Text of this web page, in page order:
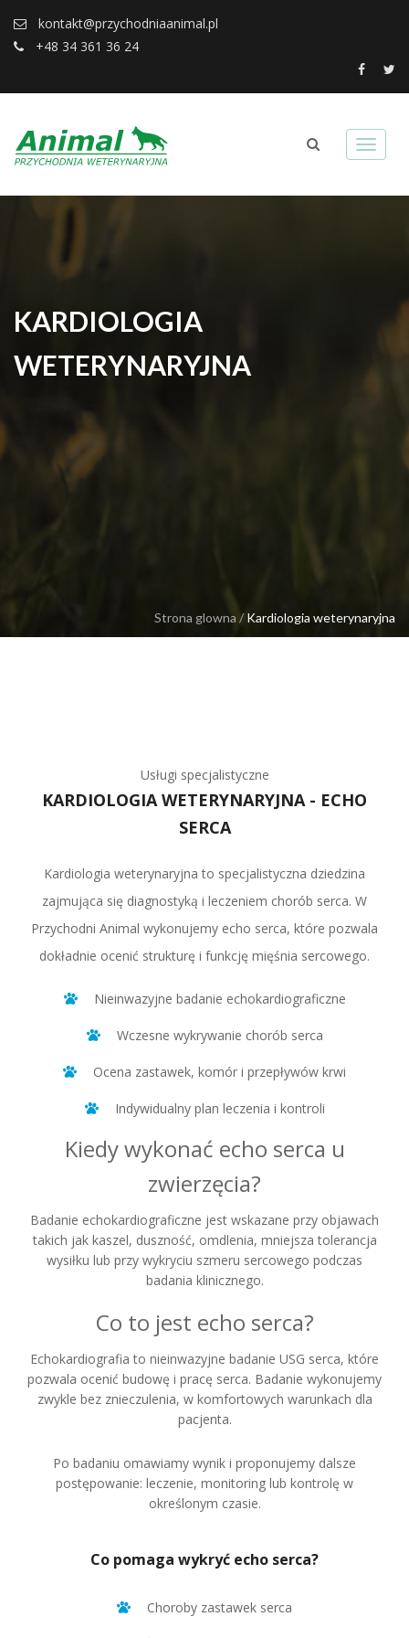
kontakt@przychodniaanimal.pl
+48 34 361 36 24
KARDIOLOGIA
WETERYNARYJNA
Strona glowna / Kardiologia weterynaryjna
Usługi specjalistyczne
KARDIOLOGIA WETERYNARYJNA - ECHO
SERCA
Kardiologia weterynaryjna to specjalistyczna dziedzina
zajmująca się diagnostyką i leczeniem chorób serca. W
Przychodni Animal wykonujemy echo serca, które pozwala
dokładnie ocenić strukturę i funkcję mięśnia sercowego.
Nieinwazyjne badanie echokardiograficzne
Wczesne wykrywanie chorób serca
Ocena zastawek, komór i przepływów krwi
Indywidualny plan leczenia i kontroli
Kiedy wykonać echo serca u
zwierzęcia?
Badanie echokardiograficzne jest wskazane przy objawach
takich jak kaszel, duszność, omdlenia, mniejsza tolerancja
wysiłku lub przy wykryciu szmeru sercowego podczas
badania klinicznego.
Co to jest echo serca?
Echokardiografia to nieinwazyjne badanie USG serca, które
pozwala ocenić budowę i pracę serca. Badanie wykonujemy
zwykle bez znieczulenia, w komfortowych warunkach dla
pacjenta.
Po badaniu omawiamy wynik i proponujemy dalsze
postępowanie: leczenie, monitoring lub kontrolę w
określonym czasie.
Co pomaga wykryć echo serca?
Choroby zastawek serca